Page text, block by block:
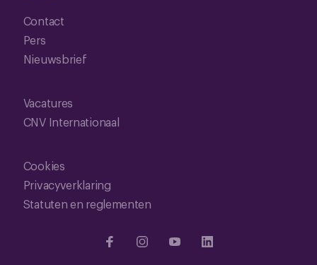
Contact
Pers
Nieuwsbrief
Vacatures
CNV Internationaal
Cookies
Privacyverklaring
Statuten en reglementen